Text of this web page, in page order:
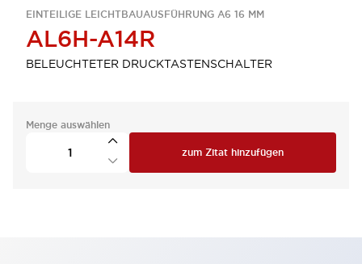
EINTEILIGE LEICHTBAUAUSFÜHRUNG A6 16 MM
AL6H-A14R
BELEUCHTETER DRUCKTASTENSCHALTER
Menge auswählen
zum Zitat hinzufügen